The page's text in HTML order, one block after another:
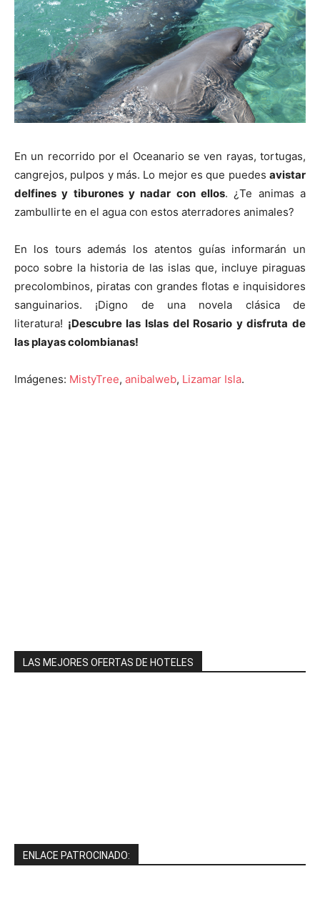
En un recorrido por el Oceanario se ven rayas, tortugas,
cangrejos, pulpos y más. Lo mejor es que puedes avistar
delfines y tiburones y nadar con ellos. ¿Te animas a
zambullirte en el agua con estos aterradores animales?
En los tours además los atentos guías informarán un
poco sobre la historia de las islas que, incluye piraguas
precolombinos, piratas con grandes flotas e inquisidores
sanguinarios. ¡Digno de una novela clásica de
literatura! ¡Descubre las Islas del Rosario y disfruta de
las playas colombianas!
Imágenes: MistyTree, anibalweb, Lizamar Isla.
LAS MEJORES OFERTAS DE HOTELES
ENLACE PATROCINADO: